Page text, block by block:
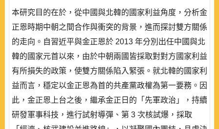
本研究目的在於，從中國與北韓的國家利益角度，分析金
正恩時期中朝之間合作與衝突的背景，進而探討雙方關係
的走向。自習近平與金正恩於 2013 年分別出任中國與北
韓的國家元首以來，由於中朝兩國皆採取對對方國家利益
有所損失的政策，使雙方關係陷入緊張。就北韓的國家利
益而言，穩定以金正恩為首的共產黨政權為第一要務。因
此，金正恩上台之後，繼承金正日的「先軍政治」，持續
研發軍事科技，進行試射導彈、第 3 次核試爆，採取